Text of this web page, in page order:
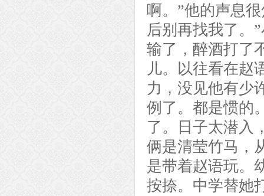
啊。”他的声息
后别再找我了。
输了，醉酒打了
儿。以往看在赵
力，没见他有少
例了。都是惯的
了。日子太潜入
俩是清莹竹马，
是带着赵语玩。
按捺。中学替她